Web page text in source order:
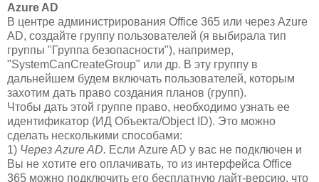
Azure AD
В центре администрирования Office 365 или через Azure
AD, создайте группу пользователей (я выбирала тип
группы "Группа безопасности"), например,
"SystemСanСreateGroup" или др. В эту группу в
дальнейшем будем включать пользователей, которым
захотим дать право создания планов (групп).
Чтобы дать этой группе право, необходимо узнать ее
идентификатор (ИД Объекта/Object ID). Это можно
сделать несколькими способами:
1) Через Azure AD. Если Azure AD у вас не подключен и
Вы не хотите его оплачивать, то из интерфейса Office
365 можно подключить его бесплатную лайт-версию, что